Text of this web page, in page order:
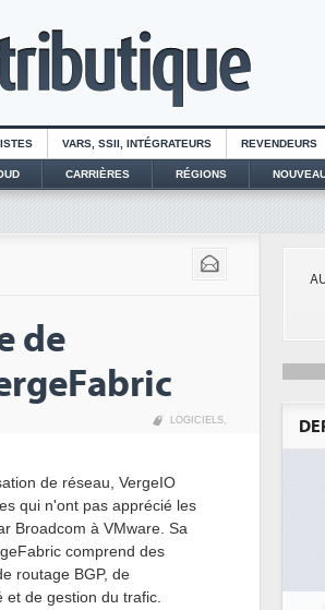
VARS, SSII, INTÉGRATEURS REVENDEURS
CARRIÈRES RÉGIONS
de
LOGICIELS,
de réseau, VergeIO
qui n'ont pas apprécié les
Broadcom à VMware. Sa
comprend des
routage BGP, de
de gestion du trafic.